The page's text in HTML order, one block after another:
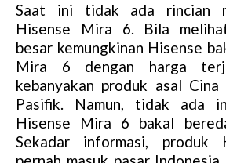
Saat ini tidak ada rincian
Hisense Mira 6. Bila
besar kemungkinan Hisense
Mira 6 dengan harga
kebanyakan produk asal
Pasifik. Namun, tidak ada
Hisense Mira 6 bakal
Sekadar informasi, produk